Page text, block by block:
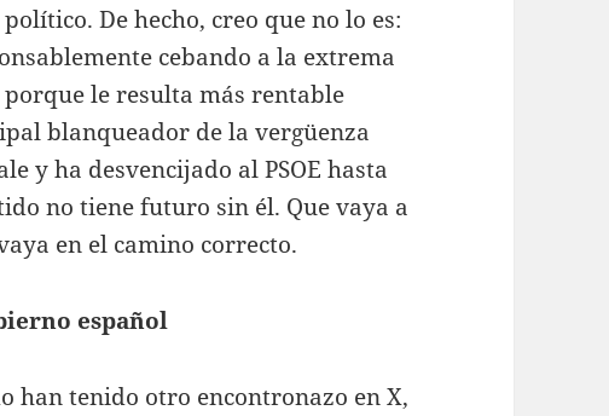
De hecho, creo que no lo es:
cebando a la extrema
le resulta más rentable
blanqueador de la vergüenza
y ha desvencijado al PSOE hasta
no tiene futuro sin él. Que vaya a
en el camino correcto.
español
han tenido otro encontronazo en X,